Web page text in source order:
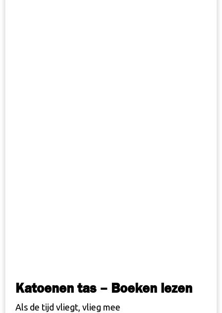
Katoenen tas – Boeken lezen
Als de tijd vliegt, vlieg mee